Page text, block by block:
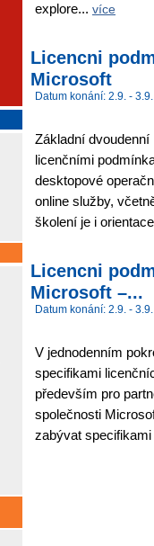
explore... více
Licencni
Microsoft
Datum konání: 2.9. - 3.9.
Základní
licenčními
desktopové
online služby,
školení je i
Licencni
Microsoft –...
Datum konání: 2.9. - 3.9.
V jednodenním
specifikami
především pro
společnosti
zabývat